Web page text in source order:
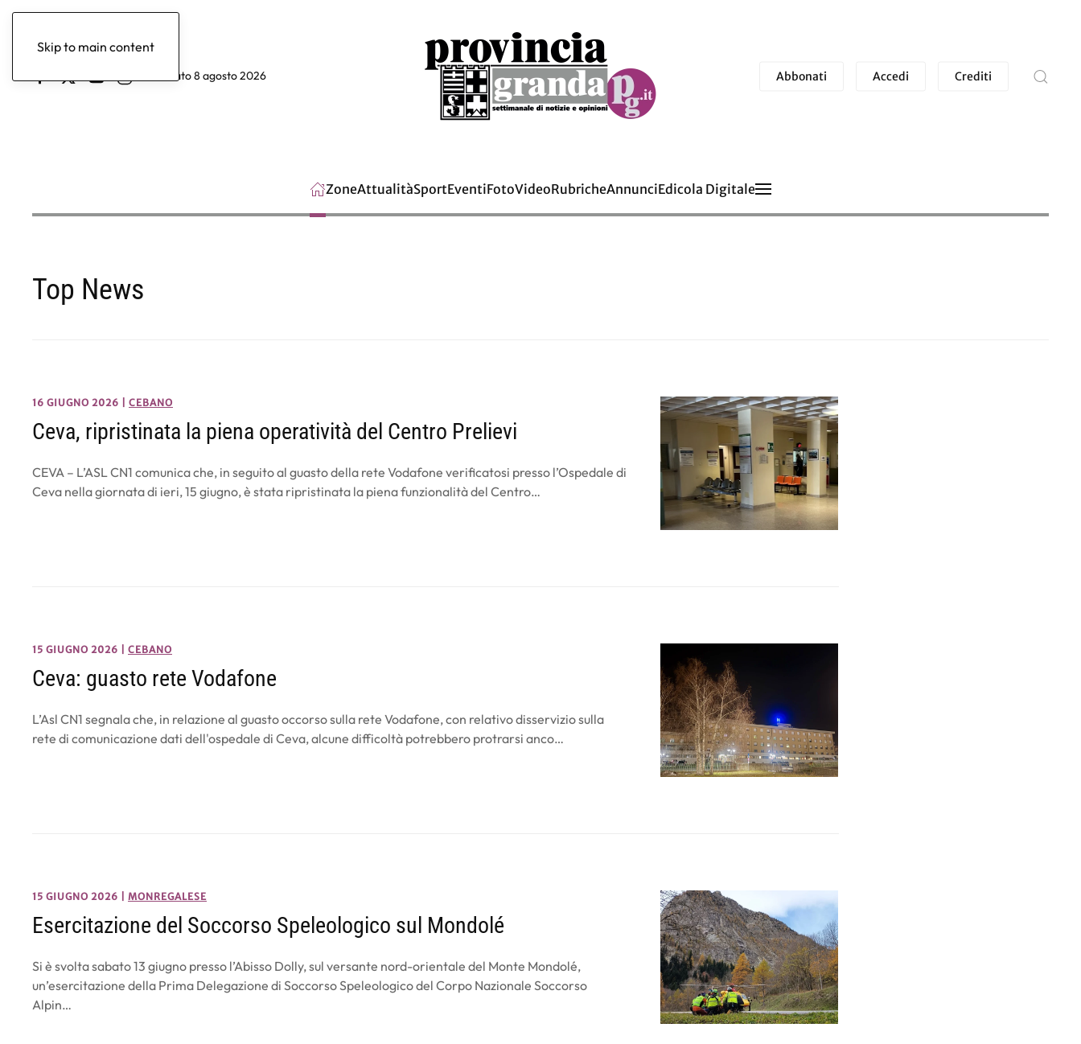
Skip to main content
sabato 8 agosto 2026 Abbonati Accedi Crediti
ZoneAttualitàSportEventiFotoVideoRubricheAnnunciEdicola Digitale
Top News
16 GIUGNO 2026 CEBANO
Ceva, ripristinata la piena operatività del Centro Prelievi
CEVA – L’ASL CN1 comunica che, in seguito al guasto della rete Vodafone verificatosi presso l’Ospedale di
Ceva nella giornata di ieri, 15 giugno, è stata ripristinata la piena funzionalità del Centro…
15 GIUGNO 2026 CEBANO
Ceva: guasto rete Vodafone
L’Asl CN1 segnala che, in relazione al guasto occorso sulla rete Vodafone, con relativo disservizio sulla
rete di comunicazione dati dell'ospedale di Ceva, alcune difficoltà potrebbero protrarsi anco…
15 GIUGNO 2026 MONREGALESE
Esercitazione del Soccorso Speleologico sul Mondolé
Si è svolta sabato 13 giugno presso l’Abisso Dolly, sul versante nord-orientale del Monte Mondolé,
un’esercitazione della Prima Delegazione di Soccorso Speleologico del Corpo Nazionale Soccorso
Alpin…